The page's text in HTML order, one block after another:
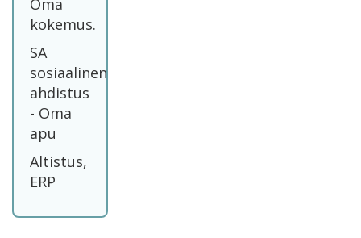
Oma
kokemus.
SA
sosiaalinen
ahdistus
- Oma
apu
Altistus,
ERP